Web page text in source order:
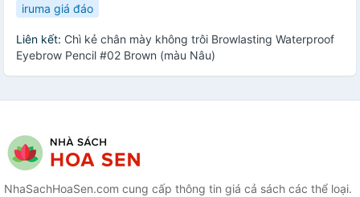
iruma giá đáo
Liên kết: Chì kẻ chân mày không trôi Browlasting Waterproof
Eyebrow Pencil #02 Brown (màu Nâu)
NhaSachHoaSen.com cung cấp thông tin giá cả sách các thể loại.